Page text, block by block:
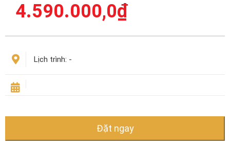
4.590.000,0₫
Lịch trình: -
Đặt ngay